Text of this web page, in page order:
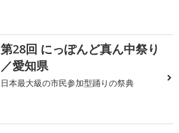
第28回 にっぽんど真ん中祭り
／愛知県
日本最大級の市民参加型踊りの祭典